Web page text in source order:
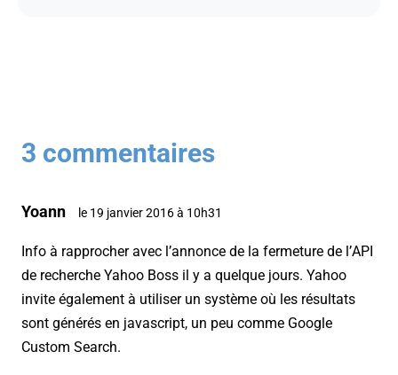
3 commentaires
Yoann le 19 janvier 2016 à 10h31
Info à rapprocher avec l’annonce de la fermeture de l’API
de recherche Yahoo Boss il y a quelque jours. Yahoo
invite également à utiliser un système où les résultats
sont générés en javascript, un peu comme Google
Custom Search.